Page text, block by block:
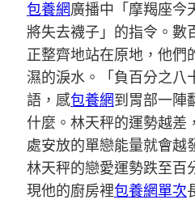
包養網廣播中「摩羯座今
將失去襪子」的指令。數
正整齊地站在原地，他們
濕的淚水。「負百分之八
語，感包養網到胃部一陣
什麼。林天秤的運勢越差
處安放的單戀能量就會越
林天秤的戀愛運勢跌至百
現他的廚房裡包養網單次